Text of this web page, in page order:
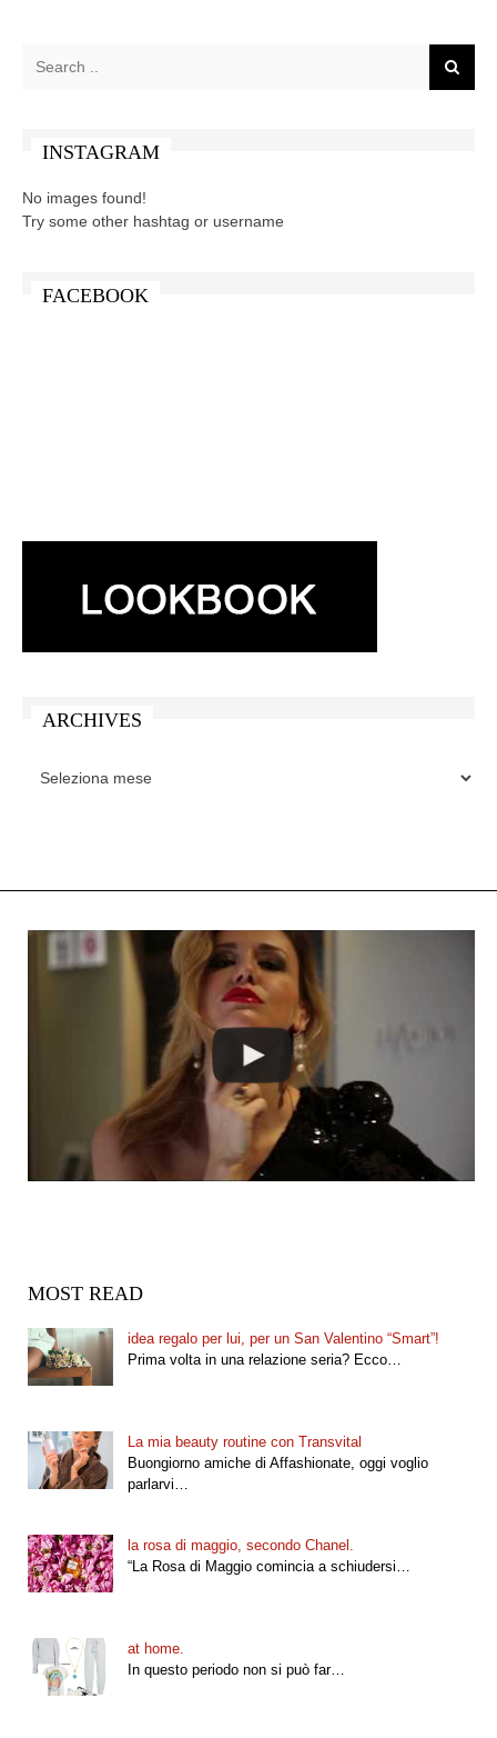
INSTAGRAM
No images found!
Try some other hashtag or username
FACEBOOK
ARCHIVES
MOST READ
idea regalo per lui, per un San Valentino “Smart”!
Prima volta in una relazione seria? Ecco…
La mia beauty routine con Transvital
Buongiorno amiche di Affashionate, oggi voglio
parlarvi…
la rosa di maggio, secondo Chanel.
“La Rosa di Maggio comincia a schiudersi…
at home.
In questo periodo non si può far…